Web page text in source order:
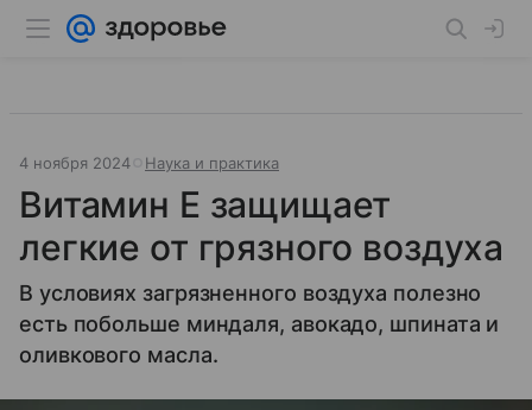
4 ноября 2024 Наука и практика
Витамин Е защищает
легкие от грязного воздуха
В условиях загрязненного воздуха полезно
есть побольше миндаля, авокадо, шпината и
оливкового масла.